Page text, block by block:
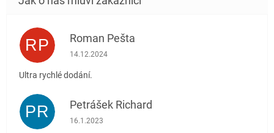
RP Roman Pešta
Hodnocení obchodu je 5 z 5 hvězdiček.
14.12.2024
Ultra rychlé dodání.
PR Petrášek Richard
Hodnocení obchodu je 5 z 5 hvězdiček.
16.1.2023